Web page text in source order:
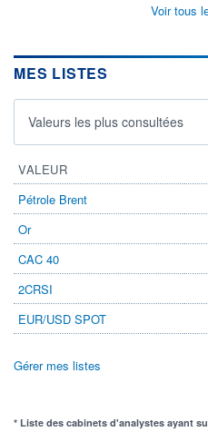
Voir tous
MES LISTES
Valeurs les plus consultées
VALEUR
Pétrole Brent
Or
CAC 40
2CRSI
EUR/USD SPOT
Gérer mes listes
* Liste des cabinets d'analystes ayant